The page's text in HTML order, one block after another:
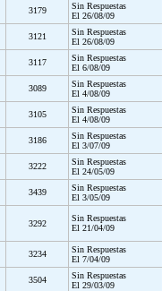
3179
Sin Respuestas
El 26/08/09
3121
Sin Respuestas
El 26/08/09
3117
Sin Respuestas
El 6/08/09
3089
Sin Respuestas
El 4/08/09
3105
Sin Respuestas
El 4/08/09
3186
Sin Respuestas
El 3/07/09
3222
Sin Respuestas
El 24/05/09
3439
Sin Respuestas
El 3/05/09
3292
Sin Respuestas
El 21/04/09
3234
Sin Respuestas
El 7/04/09
3504
Sin Respuestas
El 29/03/09